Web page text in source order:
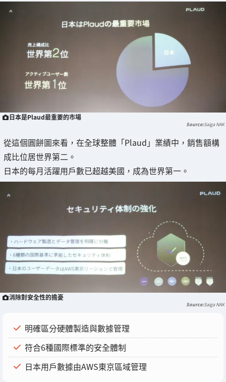
日本是Plaud最重要的市場
Saiga NAK
從這個圓餅圖來看，在全球整體「Plaud」業績中，銷售額構
成比位居世界第二。
日本的每月活躍用戶數已超越美國，成為世界第一。
消除對安全性的擔憂
Saiga NAK
明確區分硬體製造與數據管理
符合6種國際標準的安全體制
日本用戶數據由AWS東京區域管理